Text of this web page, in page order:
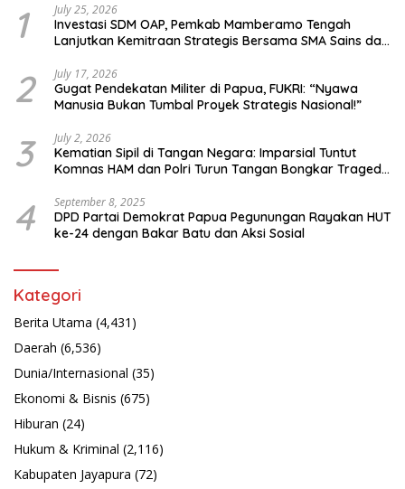
1 July 25, 2026
Investasi SDM OAP, Pemkab Mamberamo Tengah
Lanjutkan Kemitraan Strategis Bersama SMA Sains dan
2 July 17, 2026
Gugat Pendekatan Militer di Papua, FUKRI: “Nyawa
Manusia Bukan Tumbal Proyek Strategis Nasional!”
3 July 2, 2026
Kematian Sipil di Tangan Negara: Imparsial Tuntut
Komnas HAM dan Polri Turun Tangan Bongkar Tragedi
4 September 8, 2025
DPD Partai Demokrat Papua Pegunungan Rayakan HUT
ke-24 dengan Bakar Batu dan Aksi Sosial
Kategori
Berita Utama (4,431)
Daerah (6,536)
Dunia/Internasional (35)
Ekonomi & Bisnis (675)
Hiburan (24)
Hukum & Kriminal (2,116)
Kabupaten Jayapura (72)